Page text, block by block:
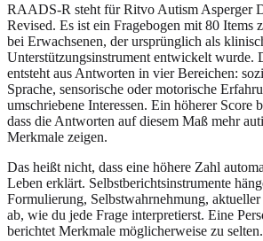
RAADS-R steht für Ritvo Autism Asperger
Revised. Es ist ein Fragebogen mit 80 Items
bei Erwachsenen, der ursprünglich als
Unterstützungsinstrument entwickelt wurde.
entsteht aus Antworten in vier Bereichen:
Sprache, sensorische oder motorische
umschriebene Interessen. Ein höherer Score
dass die Antworten auf diesem Maß mehr
Merkmale zeigen.
Das heißt nicht, dass eine höhere Zahl
Leben erklärt. Selbstberichtsinstrumente
Formulierung, Selbstwahrnehmung,
ab, wie du jede Frage interpretierst. Eine
berichtet Merkmale möglicherweise zu